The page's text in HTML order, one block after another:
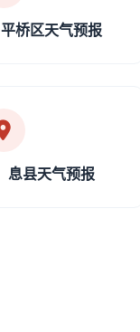
平桥区天气预报
息县天气预报